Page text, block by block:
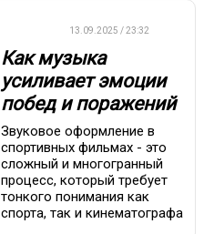
13.09.2025 / 23:32
Как музыка
усиливает эмоции
побед и поражений
Звуковое оформление в
спортивных фильмах - это
сложный и многогранный
процесс, который требует
тонкого понимания как
спорта, так и кинематографа